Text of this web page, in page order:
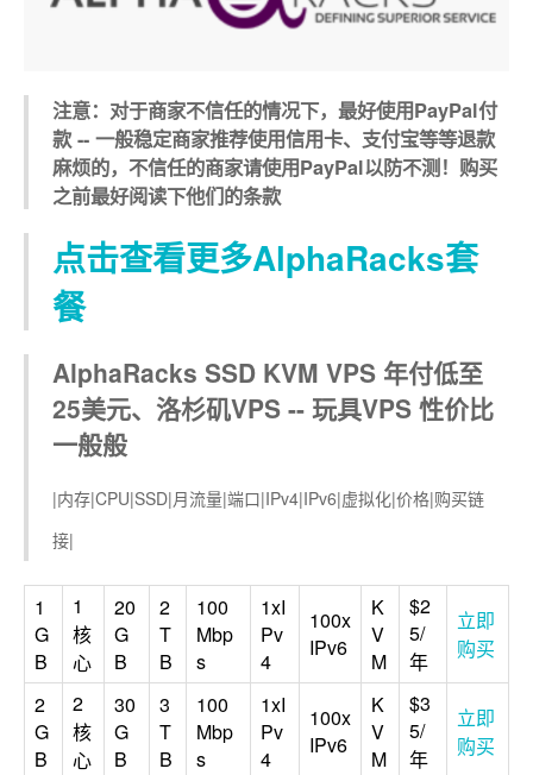
注意：对于商家不信任的情况下，最好使用PayPal付
款 -- 一般稳定商家推荐使用信用卡、支付宝等等退款
麻烦的，不信任的商家请使用PayPal以防不测！购买
之前最好阅读下他们的条款
点击查看更多AlphaRacks套
餐
AlphaRacks SSD KVM VPS 年付低至
25美元、洛杉矶VPS -- 玩具VPS 性价比
一般般
|内存|CPU|SSD|月流量|端口|IPv4|IPv6|虚拟化|价格|购买链
接|
1
G
B
1
核
心
20
G
B
2
T
B
100
Mbp
s
1xI
Pv
4
100x
IPv6
K
V
M
$2
5/
年
立即
购买
2
G
B
2
核
心
30
G
B
3
T
B
100
Mbp
s
1xI
Pv
4
100x
IPv6
K
V
M
$3
5/
年
立即
购买